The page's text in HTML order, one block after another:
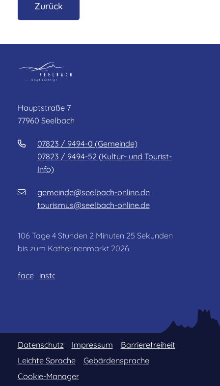
Zurück
Hauptstraße 7
77960 Seelbach
07823 / 9494-0 (Gemeinde)
07823 / 9494-52 (Kultur- und Tourist-
Info)
gemeinde@seelbach-online.de
tourismus@seelbach-online.de
106 Tage 4 Stunden 2 Minuten 25 Sekunden
bis zum Katherinenmarkt 2026
facebookinstagram
Datenschutz Impressum
Barrierefreiheit
Leichte Sprache
Gebärdensprache
Cookie-Manager